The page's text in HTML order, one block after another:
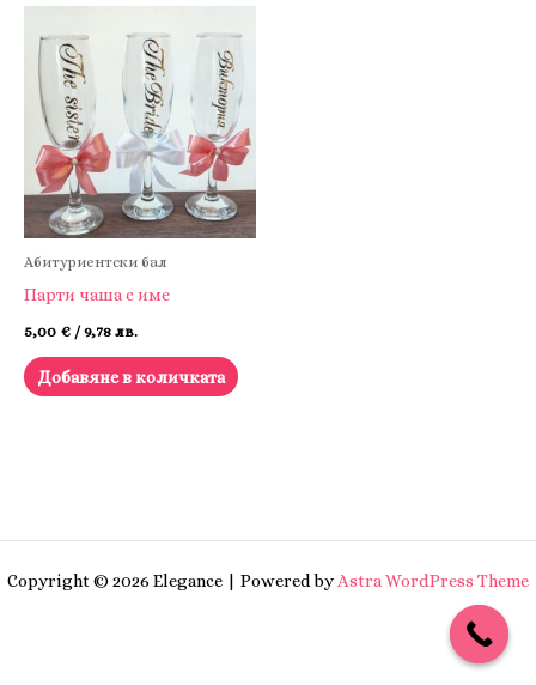
Абитуриентски бал
Парти чаша с име
5,00 € / 9,78 лв.
Добавяне в количката
Copyright © 2026 Elegance | Powered byAstra WordPress Theme